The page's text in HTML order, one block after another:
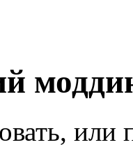
или